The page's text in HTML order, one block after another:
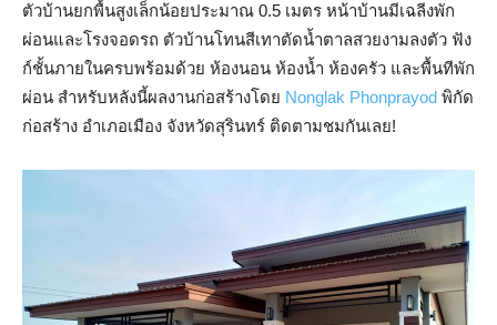
ตัวบ้านยกพื้นสูงเล็กน้อยประมาณ 0.5 เมตร หน้าบ้านมีเฉลีงพัก
ผ่อนและโรงจอดรถ ตัวบ้านโทนสีเทาตัดน้ำตาลสวยงามลงตัว ฟัง
ก์ชั้นภายในครบพร้อมด้วย ห้องนอน ห้องน้ำ ห้องครัว และพื้นทีพัก
ผ่อน สำหรับหลังนี้ผลงานก่อสร้างโดย Nonglak Phonprayod พิกัด
ก่อสร้าง อำเภอเมือง จังหวัดสุรินทร์ ติดตามชมกันเลย!